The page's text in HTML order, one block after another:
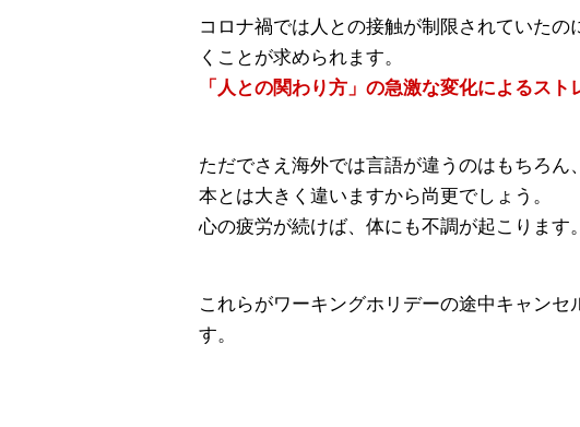
コロナ禍では人との接触が制限されていた
くことが求められます。
「人との関わり方」の急激な変化によるス
ただでさえ海外では言語が違うのはもちろ
本とは大きく違いますから尚更でしょう。
心の疲労が続けば、体にも不調が起こります。
これらがワーキングホリデーの途中キャン
す。